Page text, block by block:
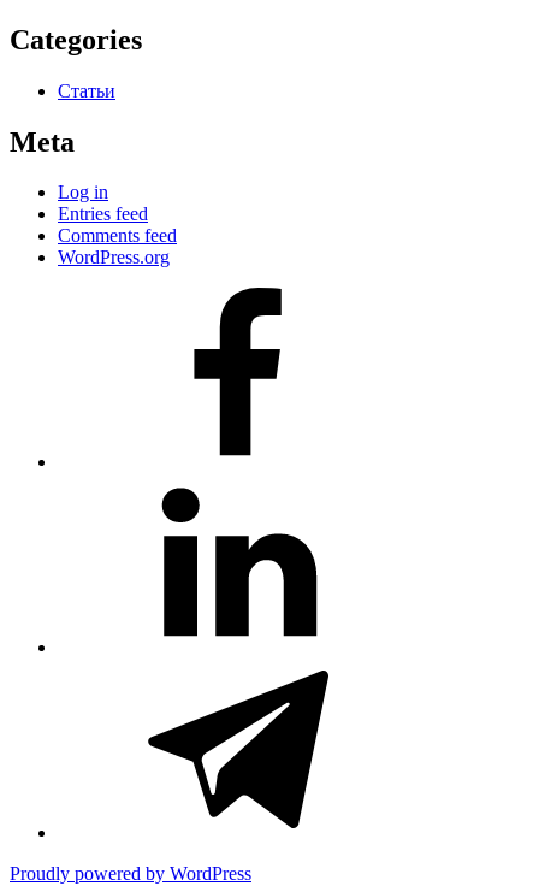
Categories
Статьи
Meta
Log in
Entries feed
Comments feed
WordPress.org
Proudly powered by WordPress